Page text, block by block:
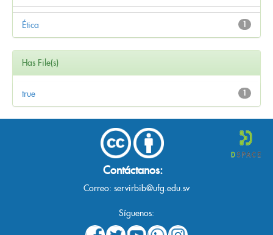
1
Ética
Has File(s)
1
true
Contáctanos:
Correo: servirbib@ufg.edu.sv
Síguenos: